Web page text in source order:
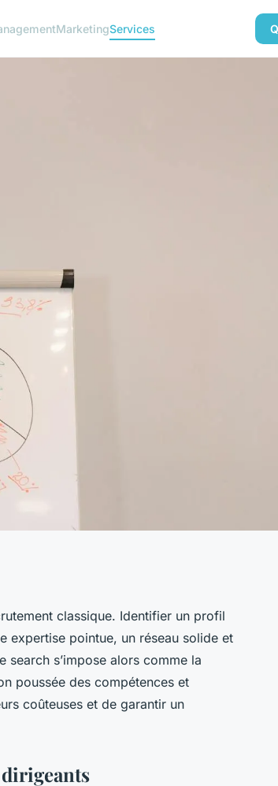
MarketingServices
classique. Identifier un profil
expertise pointue, un réseau solide et
s’impose alors comme la
poussée des compétences et
coûteuses et de garantir un